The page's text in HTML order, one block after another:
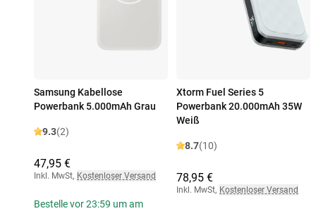
Samsung Kabellose
Powerbank 5.000mAh Grau
9.3(2)
47,95 €
Inkl. MwSt, Kostenloser Versand
Bestelle vor 23:59 um am
Xtorm Fuel Series 5
Powerbank 20.000mAh 35W
Weiß
8.7(10)
78,95 €
Inkl. MwSt, Kostenloser Versand